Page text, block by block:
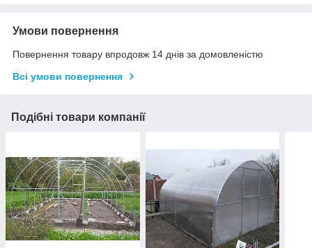
Умови повернення
Повернення товару впродовж 14 днів за домовленістю
Всі умови повернення
Подібні товари компанії